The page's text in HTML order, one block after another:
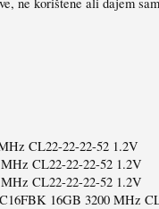
CL22-22-22-52 1.2V
CL22-22-22-52 1.2V
CL22-22-22-52 1.2V
16GB 3200 MHz